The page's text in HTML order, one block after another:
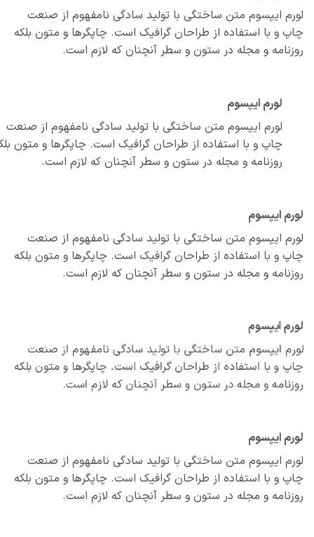
ایپسوم متن ساختگی با تولید سادگی نامفهوم از صنعت
و با استفاده از طراحان گرافیک است. چاپگرها و متون بلکه
و مجله در ستون و سطر آنچنان که لازم است.
لورم ایپسوم
لورم ایپسوم متن ساختگی با تولید سادگی نامفهوم از صنعت
چاپ و با استفاده از طراحان گرافیک است. چاپگرها و متون بلکه
روزنامه و مجله در ستون و سطر آنچنان که لازم است.
ایپسوم
ایپسوم متن ساختگی با تولید سادگی نامفهوم از صنعت
و با استفاده از طراحان گرافیک است. چاپگرها و متون بلکه
و مجله در ستون و سطر آنچنان که لازم است.
ایپسوم
ایپسوم متن ساختگی با تولید سادگی نامفهوم از صنعت
و با استفاده از طراحان گرافیک است. چاپگرها و متون بلکه
و مجله در ستون و سطر آنچنان که لازم است.
ایپسوم
ایپسوم متن ساختگی با تولید سادگی نامفهوم از صنعت
و با استفاده از طراحان گرافیک است. چاپگرها و متون بلکه
و مجله در ستون و سطر آنچنان که لازم است.